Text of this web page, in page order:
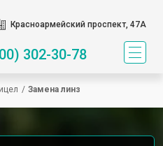
Красноармейский проспект, 47А
302-30-78
/ Замена линз